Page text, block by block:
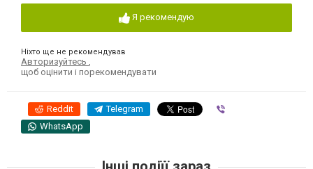
Я рекомендую
Ніхто ще не рекомендував
Авторизуйтесь
щоб оцінити і порекомендувати
Reddit Telegram
WhatsApp